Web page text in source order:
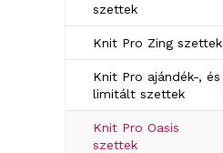
szettek
Knit Pro Zing szettek
Knit Pro ajándék-, és
limitált szettek
Knit Pro Oasis
szettek